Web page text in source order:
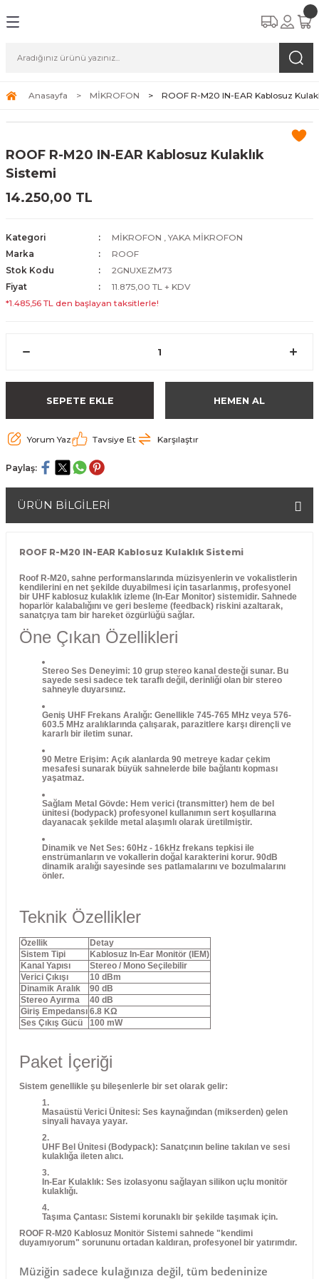
Anasayfa MİKROFON ROOF R-M20 IN-EAR Kablosuz
ROOF R-M20 IN-EAR Kablosuz Kulaklık
Sistemi
14.250,00 TL
Kategori MİKROFON ,YAKA MİKROFON
Marka
ROOF
Stok Kodu
2GNUXEZM73
Fiyat
11.875,00 TL + KDV
*1.485,56 TL den başlayan taksitlerle!
SEPETE EKLE HEMEN AL
Yorum Yaz Tavsiye Et Karşılaştır
Paylaş:
ÜRÜN BİLGİLERİ
ROOF R-M20 IN-EAR Kablosuz Kulaklık Sistemi
Roof R-M20, sahne performanslarında müzisyenlerin ve vokalistlerin
kendilerini en net şekilde duyabilmesi için tasarlanmış, profesyonel
bir UHF kablosuz kulaklık izleme (In-Ear Monitor) sistemidir. Sahnede
hoparlör kalabalığını ve geri besleme (feedback) riskini azaltarak,
sanatçıya tam bir hareket özgürlüğü sağlar.
Öne Çıkan Özellikleri
Stereo Ses Deneyimi: 10 grup stereo kanal desteği sunar. Bu
sayede sesi sadece tek taraflı değil, derinliği olan bir stereo
sahneyle duyarsınız.
Geniş UHF Frekans Aralığı: Genellikle 745-765 MHz veya 576-
603.5 MHz aralıklarında çalışarak, parazitlere karşı dirençli ve
kararlı bir iletim sunar.
90 Metre Erişim: Açık alanlarda 90 metreye kadar çekim
mesafesi sunarak büyük sahnelerde bile bağlantı kopması
yaşatmaz.
Sağlam Metal Gövde: Hem verici (transmitter) hem de bel
ünitesi (bodypack) profesyonel kullanımın sert koşullarına
dayanacak şekilde metal alaşımlı olarak üretilmiştir.
Dinamik ve Net Ses: 60Hz - 16kHz frekans tepkisi ile
enstrümanların ve vokallerin doğal karakterini korur. 90dB
dinamik aralığı sayesinde ses patlamalarını ve bozulmalarını
önler.
Teknik Özellikler
Özellik
Detay
Sistem Tipi
Kablosuz In-Ear Monitör (IEM)
Kanal Yapısı
Stereo / Mono Seçilebilir
Verici Çıkışı
10 dBm
Dinamik Aralık
90 dB
Stereo Ayırma
40 dB
Giriş Empedansı 6.8 KΩ
Ses Çıkış Gücü
100 mW
Paket İçeriği
Sistem genellikle şu bileşenlerle bir set olarak gelir:
Masaüstü Verici Ünitesi: Ses kaynağından (mikserden) gelen
sinyali havaya yayar.
UHF Bel Ünitesi (Bodypack): Sanatçının beline takılan ve sesi
kulaklığa ileten alıcı.
In-Ear Kulaklık: Ses izolasyonu sağlayan silikon uçlu monitör
kulaklığı.
Taşıma Çantası: Sistemi korunaklı bir şekilde taşımak için.
ROOF R-M20 Kablosuz Monitör Sistemi sahnede "kendimi
duyamıyorum" sorununu ortadan kaldıran, profesyonel bir yatırımdır.
Müziğin sadece kulağınıza değil, tüm bedeninize